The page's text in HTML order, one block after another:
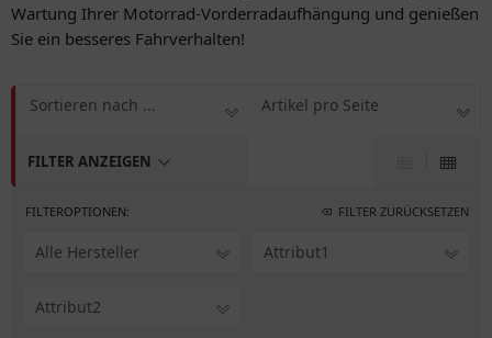
Wartung Ihrer Motorrad-Vorderradaufhängung und genießen
Sie ein besseres Fahrverhalten!
FILTER ANZEIGEN
Sortieren nach ... Artikel pro Seite
FILTEROPTIONEN: FILTER ZURÜCKSETZEN
Alle Hersteller Attribut1
Attribut2